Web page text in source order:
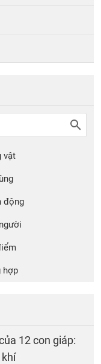
vật
động
hợp
12 con giáp: